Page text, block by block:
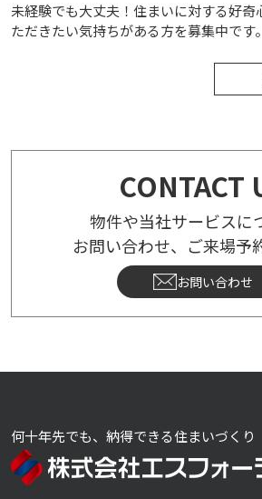
未経験でも大丈夫！住まいに対する好奇
ただきたい気持ちがある方を募集中です。
CONTACT
物件や当社サービスに
お問い合わせ、ご来場予
お問い合わせ
何十年先でも、納得できる住まいづくり